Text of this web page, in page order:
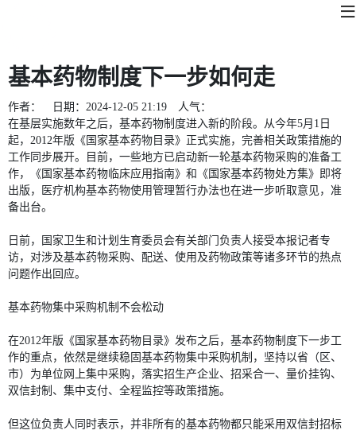
基本药物制度下一步如何走
作者： 日期： 2024-12-05 21:19 人气：
在基层实施数年之后，基本药物制度进入新的阶段。从今年5月1日
起，2012年版《国家基本药物目录》正式实施，完善相关政策措施的
工作同步展开。目前，一些地方已启动新一轮基本药物采购的准备工
作，《国家基本药物临床应用指南》和《国家基本药物处方集》即将
出版，医疗机构基本药物使用管理暂行办法也在进一步听取意见，准
备出台。
日前，国家卫生和计划生育委员会有关部门负责人接受本报记者专
访，对涉及基本药物采购、配送、使用及药物政策等诸多环节的热点
问题作出回应。
基本药物集中采购机制不会松动
在2012年版《国家基本药物目录》发布之后，基本药物制度下一步工
作的重点，依然是继续稳固基本药物集中采购机制，坚持以省（区、
市）为单位网上集中采购，落实招生产企业、招采合一、量价挂钩、
双信封制、集中支付、全程监控等政策措施。
但这位负责人同时表示，并非所有的基本药物都只能采用双信封招标